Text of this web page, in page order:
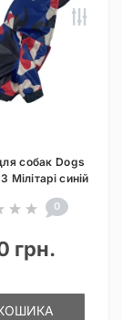
собак Dogs
Мілітарі синій
0
грн.